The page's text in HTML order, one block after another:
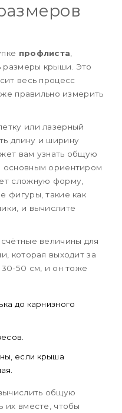
профлиста
размеры крыши. Это
весь процесс
правильно измерить
или лазерный
длину и ширину
вам узнать общую
основным ориентиром
сложную форму,
фигуры, такие как
и вычислите
величины для
которая выходит за
50 см, и он тоже
до карнизного
если крыша
общую
их вместе, чтобы